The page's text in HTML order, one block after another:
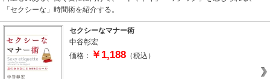
「セクシーな」時間術を紹介する。
セクシーなマナー術
中谷彰宏
価格：
￥1,188 （税込）